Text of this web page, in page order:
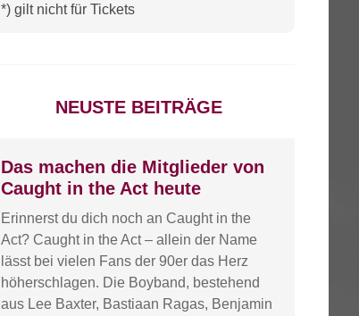
*) gilt nicht für Tickets
NEUSTE BEITRÄGE
Das machen die Mitglieder von
Caught in the Act heute
Erinnerst du dich noch an Caught in the
Act? Caught in the Act – allein der Name
lässt bei vielen Fans der 90er das Herz
höherschlagen. Die Boyband, bestehend
aus Lee Baxter, Bastiaan Ragas, Benjamin